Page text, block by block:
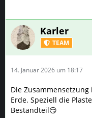
Karler
TEAM
14. Januar 2026 um 18:17
Die
Erde. Speziell die
Bestandteil😏